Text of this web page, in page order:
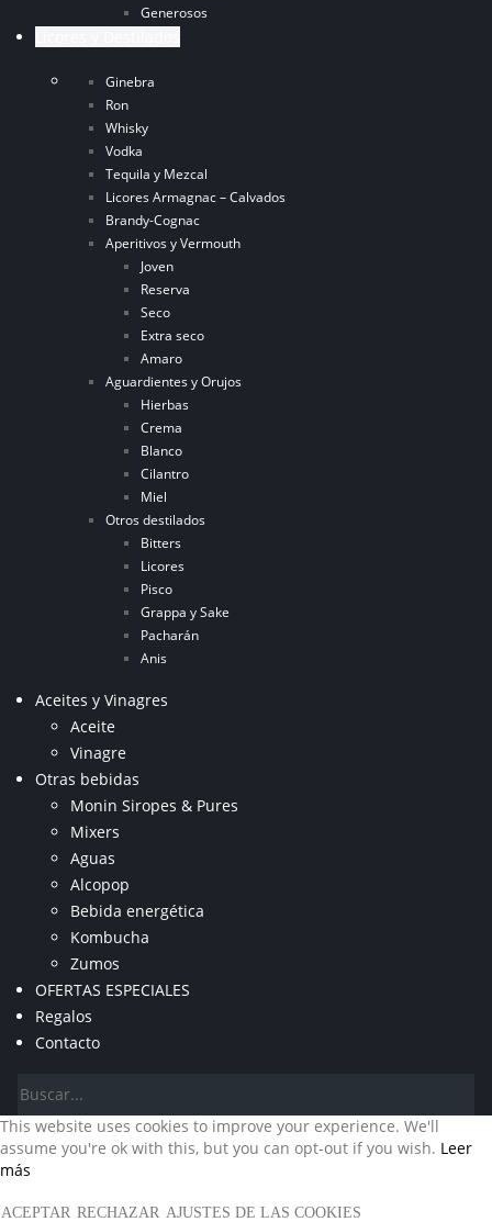
Generosos
Ginebra
Ron
Whisky
Vodka
Tequila y Mezcal
Licores Armagnac – Calvados
Brandy-Cognac
Aperitivos y Vermouth
Joven
Reserva
Seco
Extra seco
Amaro
Aguardientes y Orujos
Hierbas
Crema
Blanco
Cilantro
Miel
Otros destilados
Bitters
Licores
Pisco
Grappa y Sake
Pacharán
Anis
Aceites y Vinagres
Aceite
Vinagre
Otras bebidas
Monin Siropes & Pures
Mixers
Aguas
Alcopop
Bebida energética
Kombucha
Zumos
OFERTAS ESPECIALES
Regalos
Contacto
This website uses cookies to improve your experience. We'll
assume you're ok with this, but you can opt-out if you wish. Leer
más
ACEPTAR RECHAZAR AJUSTES DE LAS COOKIES